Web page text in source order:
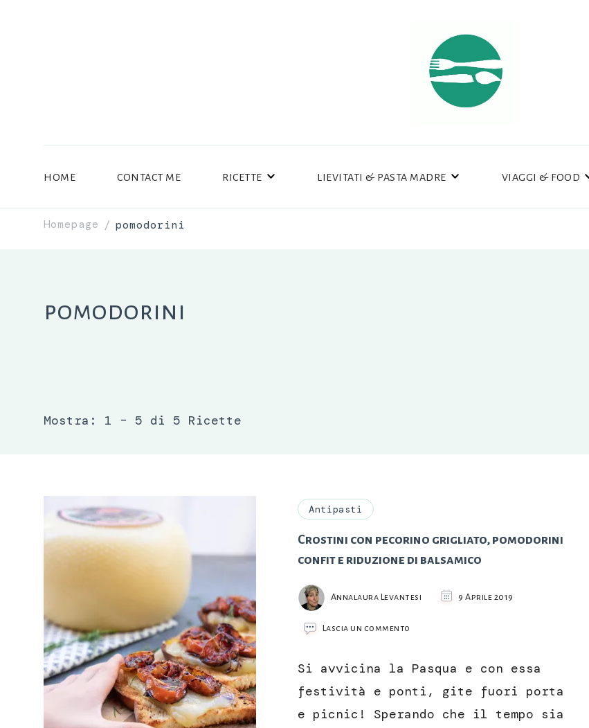
HOME CONTACT ME RICETTE LIEVITATI & PASTA MADRE VIAGGI & FOOD
Homepage / pomodorini
pomodorini
Mostra: 1 – 5 di 5 Ricette
Antipasti
Crostini con pecorino grigliato, pomodorini
confit e riduzione di balsamico
Annalaura Levantesi 9 Aprile 2019
Lascia un commento
pecorino
grigliato,
pomodorini
confit
Si avvicina la Pasqua e con essa
festività e ponti, gite fuori porta
e picnic! Sperando che il tempo sia